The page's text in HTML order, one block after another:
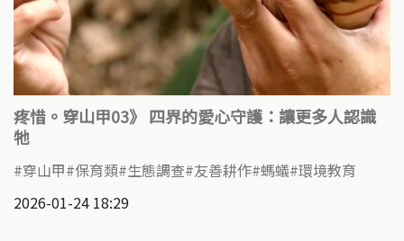
疼惜。穿山甲03》 四界的愛心守護：讓更多人認識
牠
穿山甲 保育類 生態調查 友善耕作 螞蟻 環境教育
2026-01-24 18:29